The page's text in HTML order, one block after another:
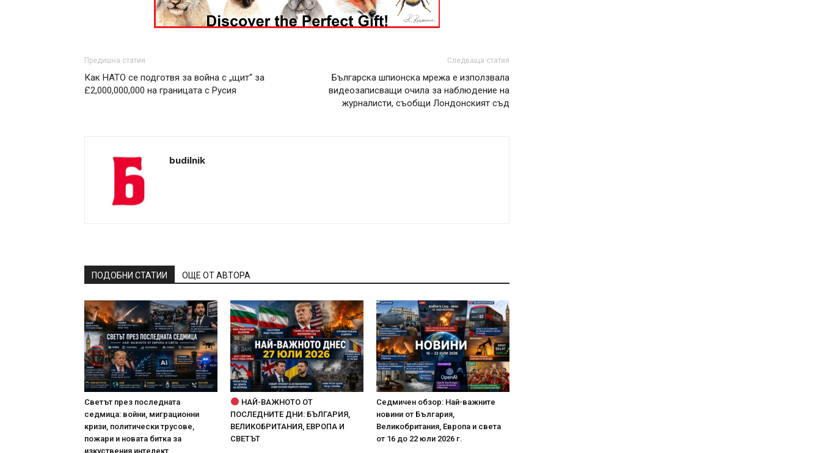
Предишна статия
Как НАТО се подготвя за война с „щит“ за
£2,000,000,000 на границата с Русия
Следваща статия
Българска шпионска мрежа е използвала
видеозаписващи очила за наблюдение на
журналисти, съобщи Лондонският съд
budilnik
ПОДОБНИ СТАТИИ ОЩЕ ОТ АВТОРА
Светът през последната
седмица: войни, миграционни
кризи, политически трусове,
пожари и новата битка за
изкуствения интелект
НАЙ-ВАЖНОТО ОТ
ПОСЛЕДНИТЕ ДНИ: БЪЛГАРИЯ,
ВЕЛИКОБРИТАНИЯ, ЕВРОПА И
СВЕТЪТ
Седмичен обзор: Най-важните
новини от България,
Великобритания, Европа и света
от 16 до 22 юли 2026 г.